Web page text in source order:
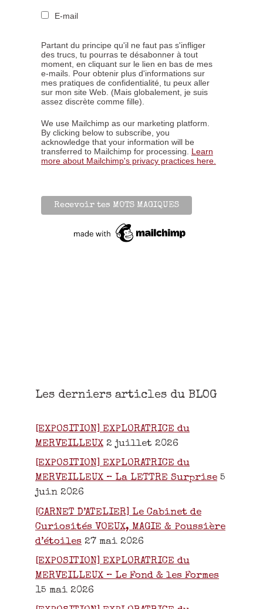
E-mail
Partant du principe qu'il ne faut pas s'infliger
des trucs, tu pourras te désabonner à tout
moment, en cliquant sur le lien en bas de mes
e-mails. Pour obtenir plus d'informations sur
mes pratiques de confidentialité, tu peux aller
sur mon site Web. (Mais globalement, je suis
assez discrète comme fille).
We use Mailchimp as our marketing platform.
By clicking below to subscribe, you
acknowledge that your information will be
transferred to Mailchimp for processing. Learn
more about Mailchimp's privacy practices here.
Les derniers articles du BLOG
[EXPOSITION] EXPLORATRICE du
MERVEILLEUX 2 juillet 2026
[EXPOSITION] EXPLORATRICE du
MERVEILLEUX – La LETTRE Surprise 5
juin 2026
[CARNET D’ATELIER] Le Cabinet de
Curiosités VOEUX, MAGIE & Poussière
d’étoiles 27 mai 2026
[EXPOSITION] EXPLORATRICE du
MERVEILLEUX – Le Fond & les Formes
15 mai 2026